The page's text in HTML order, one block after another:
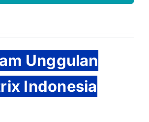
Unggulan
Indonesia